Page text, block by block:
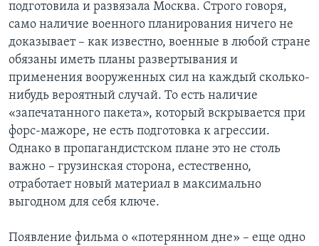
подготовила и развязала Москва. Строго говоря,
само наличие военного планирования ничего не
доказывает – как известно, военные в любой стране
обязаны иметь планы развертывания и
применения вооруженных сил на каждый сколько-
нибудь вероятный случай. То есть наличие
«запечатанного пакета», который вскрывается при
форс-мажоре, не есть подготовка к агрессии.
Однако в пропагандистском плане это не столь
важно – грузинская сторона, естественно,
отработает новый материал в максимально
выгодном для себя ключе.
Появление фильма о «потерянном дне» – еще одно